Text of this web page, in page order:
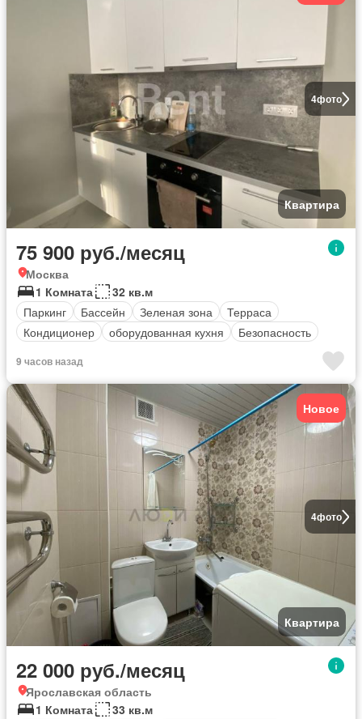
4фото
Квартира
75 900 руб./месяц
Москва
1 Комната
32 кв.м
Паркинг
Бассейн Зеленая зона
Терраса
Кондиционер
оборудованная кухня Безопасность
9 часов назад
4фото
Новое
Квартира
22 000 руб./месяц
Ярославская область
1 Комната
33 кв.м